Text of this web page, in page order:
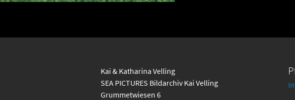
Kai & Katharina Velling
SEA PICTURES Bildarchiv Kai Velling
Grummetwiesen 6